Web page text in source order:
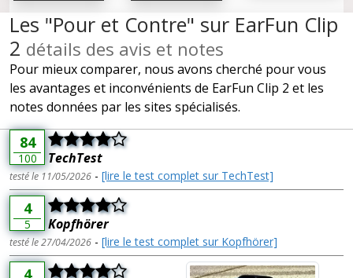
Les "Pour et Contre" sur EarFun Clip
2 détails des avis et notes
Pour mieux comparer, nous avons cherché pour vous
les avantages et inconvénients de EarFun Clip 2 et les
notes données par les sites spécialisés.
84
100 TechTest
testé le 11/05/2026 - [lire le test complet sur TechTest]
4
5 Kopfhörer
testé le 27/04/2026 - [lire le test complet sur Kopfhörer]
4